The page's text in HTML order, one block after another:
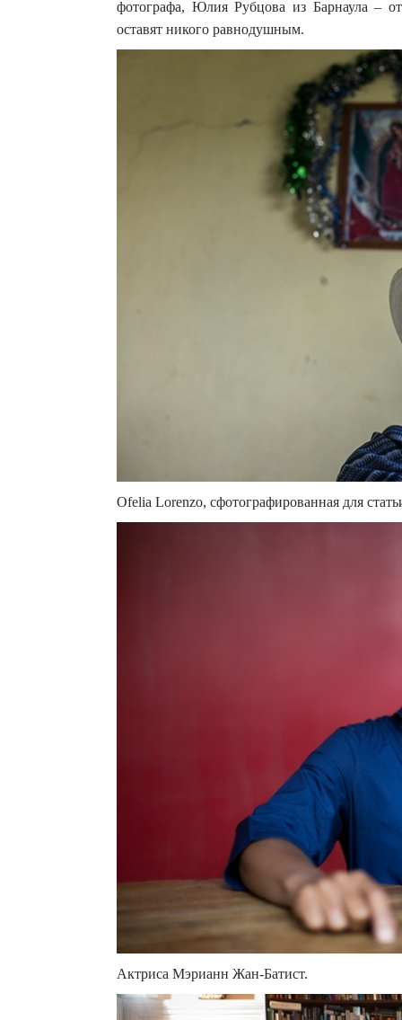
фотографа, Юлия Рубцова из Барнаула –
оставят никого равнодушным.
Ofelia Lorenzo, сфотографированная для
Актриса Мэрианн Жан-Батист.